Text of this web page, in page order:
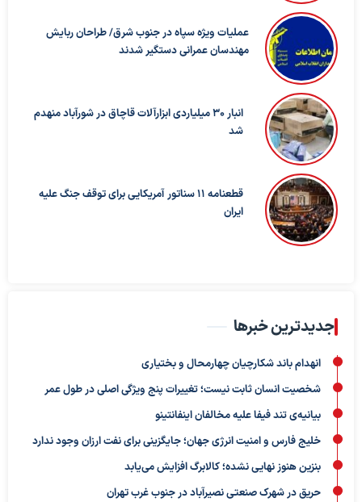
عملیات ویژه سپاه در جنوب شرق/ طراحان ربایش
مهندسان عمرانی دستگیر شدند
انبار ۳۰ میلیاردی ابزارآلات قاچاق در شورآباد منهدم
شد
قطعنامه ۱۱ سناتور آمریکایی برای توقف جنگ علیه
ایران
جدیدترین خبرها
انهدام باند شکارچیان چهارمحال و بختیاری
شخصیت انسان ثابت نیست؛ تغییرات پنج ویژگی اصلی در طول عمر
بیانیه‌ی تند فیفا علیه مخالفان اینفانتینو
خلیج فارس و امنیت انرژی جهان؛ جایگزینی برای نفت ارزان وجود ندارد
بنزین هنوز نهایی نشده؛ کالابرگ افزایش می‌یابد
حریق در شهرک صنعتی نصیرآباد در جنوب غرب تهران